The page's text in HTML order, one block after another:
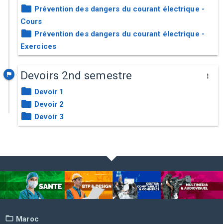
Prévention des dangers du courant électrique -
Cours
Prévention des dangers du courant électrique -
Exercices
Devoirs 2nd semestre
Devoir 1
Devoir 2
Devoir 3
Maroc